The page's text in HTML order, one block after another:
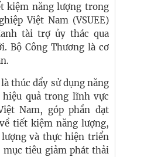
kiệm năng lượng trong
Việt Nam (VSUEE)
tài trợ ủy thác qua
Bộ Công Thương là cơ
thúc đẩy sử dụng năng
quả trong lĩnh vực
Nam, góp phần đạt
tiết kiệm năng lượng,
và thực hiện triển
tiêu giảm phát thải